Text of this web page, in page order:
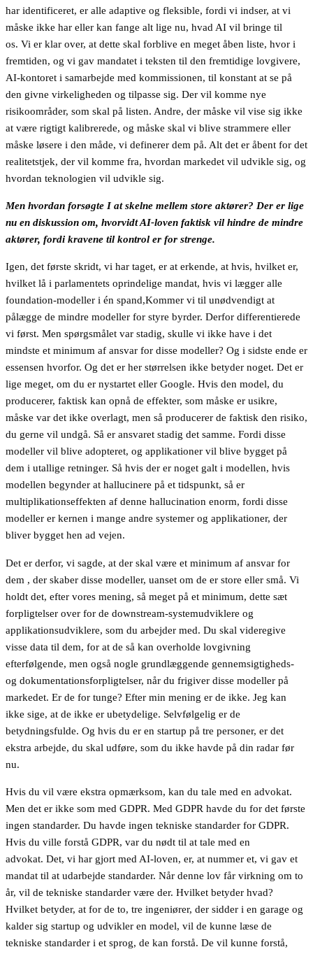
har identificeret, er alle adaptive og fleksible, fordi vi indser, at vi
måske ikke har eller kan fange alt lige nu, hvad AI vil bringe til
os. Vi er klar over, at dette skal forblive en meget åben liste, hvor i
fremtiden, og vi gav mandatet i teksten til den fremtidige lovgivere,
AI-kontoret i samarbejde med kommissionen, til konstant at se på
den givne virkeligheden og tilpasse sig. Der vil komme nye
risikoområder, som skal på listen. Andre, der måske vil vise sig ikke
at være rigtigt kalibrerede, og måske skal vi blive strammere eller
måske løsere i den måde, vi definerer dem på. Alt det er åbent for det
realitetstjek, der vil komme fra, hvordan markedet vil udvikle sig, og
hvordan teknologien vil udvikle sig.
Men hvordan forsøgte I at skelne mellem store aktører? Der er lige
nu en diskussion om, hvorvidt AI-loven faktisk vil hindre de mindre
aktører, fordi kravene til kontrol er for strenge.
Igen, det første skridt, vi har taget, er at erkende, at hvis, hvilket er,
hvilket lå i parlamentets oprindelige mandat, hvis vi lægger alle
foundation-modeller i én spand,Kommer vi til unødvendigt at
pålægge de mindre modeller for styre byrder. Derfor differentierede
vi først. Men spørgsmålet var stadig, skulle vi ikke have i det
mindste et minimum af ansvar for disse modeller? Og i sidste ende er
essensen hvorfor. Og det er her størrelsen ikke betyder noget. Det er
lige meget, om du er nystartet eller Google. Hvis den model, du
producerer, faktisk kan opnå de effekter, som måske er usikre,
måske var det ikke overlagt, men så producerer de faktisk den risiko,
du gerne vil undgå. Så er ansvaret stadig det samme. Fordi disse
modeller vil blive adopteret, og applikationer vil blive bygget på
dem i utallige retninger. Så hvis der er noget galt i modellen, hvis
modellen begynder at hallucinere på et tidspunkt, så er
multiplikationseffekten af denne hallucination enorm, fordi disse
modeller er kernen i mange andre systemer og applikationer, der
bliver bygget hen ad vejen.
Det er derfor, vi sagde, at der skal være et minimum af ansvar for
dem , der skaber disse modeller, uanset om de er store eller små. Vi
holdt det, efter vores mening, så meget på et minimum, dette sæt
forpligtelser over for de downstream-systemudviklere og
applikationsudviklere, som du arbejder med. Du skal videregive
visse data til dem, for at de så kan overholde lovgivning
efterfølgende, men også nogle grundlæggende gennemsigtigheds-
og dokumentationsforpligtelser, når du frigiver disse modeller på
markedet. Er de for tunge? Efter min mening er de ikke. Jeg kan
ikke sige, at de ikke er ubetydelige. Selvfølgelig er de
betydningsfulde. Og hvis du er en startup på tre personer, er det
ekstra arbejde, du skal udføre, som du ikke havde på din radar før
nu.
Hvis du vil være ekstra opmærksom, kan du tale med en advokat.
Men det er ikke som med GDPR. Med GDPR havde du for det første
ingen standarder. Du havde ingen tekniske standarder for GDPR.
Hvis du ville forstå GDPR, var du nødt til at tale med en
advokat. Det, vi har gjort med AI-loven, er, at nummer et, vi gav et
mandat til at udarbejde standarder. Når denne lov får virkning om to
år, vil de tekniske standarder være der. Hvilket betyder hvad?
Hvilket betyder, at for de to, tre ingeniører, der sidder i en garage og
kalder sig startup og udvikler en model, vil de kunne læse de
tekniske standarder i et sprog, de kan forstå. De vil kunne forstå,